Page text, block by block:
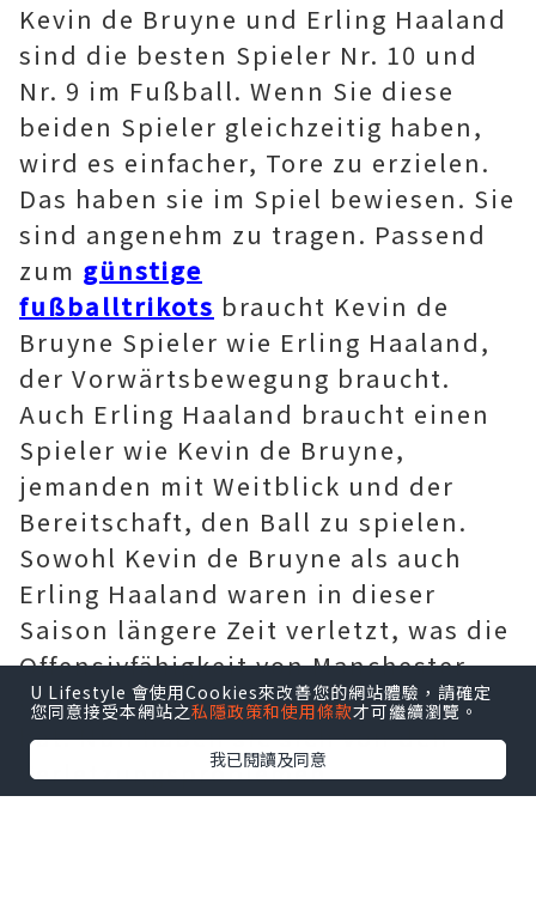
Kevin de Bruyne und Erling Haaland
sind die besten Spieler Nr. 10 und
Nr. 9 im Fußball. Wenn Sie diese
beiden Spieler gleichzeitig haben,
wird es einfacher, Tore zu erzielen.
Das haben sie im Spiel bewiesen. Sie
sind angenehm zu tragen. Passend
zum günstige
fußballtrikots braucht Kevin de
Bruyne Spieler wie Erling Haaland,
der Vorwärtsbewegung braucht.
Auch Erling Haaland braucht einen
Spieler wie Kevin de Bruyne,
jemanden mit Weitblick und der
Bereitschaft, den Ball zu spielen.
Sowohl Kevin de Bruyne als auch
Erling Haaland waren in dieser
Saison längere Zeit verletzt, was die
Offensivfähigkeit von Manchester
City in gewissem Maße geschwächt
hat. Nun haben sie sich von den
Verletzungsproblemen
U Lifestyle 會使用Cookies來改善您的網站體驗，請確定
您同意接受本網站之私隱政策和使用條款才可繼續瀏覽。
我已閱讀及同意